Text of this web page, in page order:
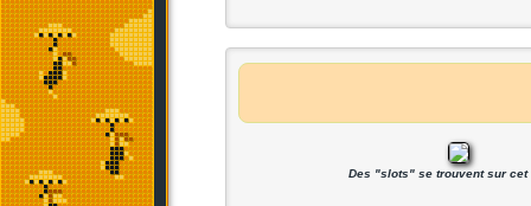
Des "slots" se trouvent sur cet